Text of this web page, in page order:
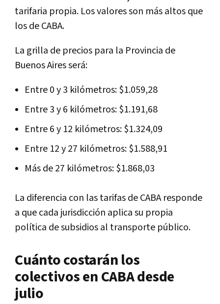
tarifaria propia. Los valores son más altos que
los de CABA.
La grilla de precios para la Provincia de
Buenos Aires será:
Entre 0 y 3 kilómetros: $1.059,28
Entre 3 y 6 kilómetros: $1.191,68
Entre 6 y 12 kilómetros: $1.324,09
Entre 12 y 27 kilómetros: $1.588,91
Más de 27 kilómetros: $1.868,03
La diferencia con las tarifas de CABA responde
a que cada jurisdicción aplica su propia
política de subsidios al transporte público.
Cuánto costarán los
colectivos en CABA desde
julio